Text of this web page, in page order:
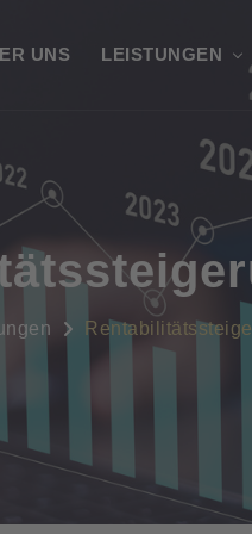
UNS LEISTUNGEN